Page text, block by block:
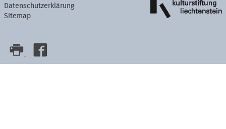
Datenschutzerklärung
Sitemap
Artikelaktionen